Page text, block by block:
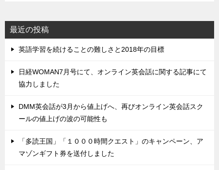
最近の投稿
英語学習を続けることの難しさと2018年の目標
日経WOMAN7月号にて、オンライン英会話に関する記事にて
協力しました
DMM英会話が3月から値上げへ、再びオンライン英会話スク
ールの値上げの波の可能性も
「多読王国」「１０００時間クエスト」のキャンペーン、ア
マゾンギフト券を送付しました